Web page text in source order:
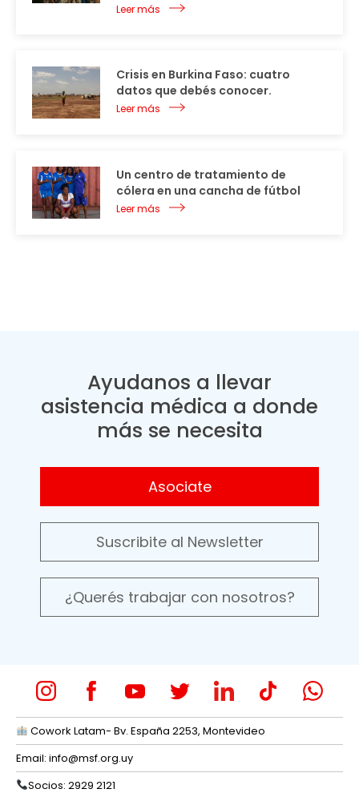
Leer más
Crisis en Burkina Faso: cuatro
datos que debés conocer.
Leer más
Un centro de tratamiento de
cólera en una cancha de fútbol
Leer más
Ayudanos a llevar
asistencia médica a donde
más se necesita
Asociate
Suscribite al Newsletter
¿Querés trabajar con nosotros?
Cowork Latam- Bv. España 2253, Montevideo
Email: info@msf.org.uy
Socios: 2929 2121